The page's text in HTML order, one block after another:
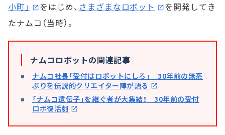
小町」
をはじめ、 さまざまなロボット
を開発してき
たナムコ（当時）。
ナムコロボットの関連記事
ナムコ社長「受付はロボットにしろ」 30年前の無茶
ぶりを伝説的クリエイター陣が語る
「ナムコ遺伝子」を継ぐ者が大集結！ 30年前の受付
ロボ復活劇